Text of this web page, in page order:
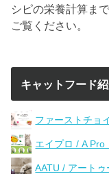
シピの栄養計算ま
ご覧ください。
キャットフード
ファーストチョ
エイプロ / A Pro
AATU / アートゥ